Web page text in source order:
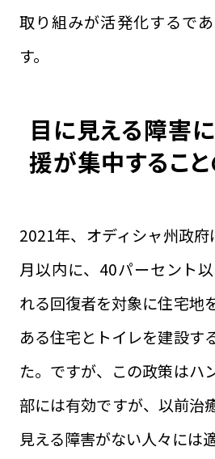
取り組みが活発化するで
す。
目に見える障害
援が集中するこ
2021年、オディシャ州政
月以内に、40パーセント
れる回復者を対象に住宅地
ある住宅とトイレを建設す
た。ですが、この政策はハ
部には有効ですが、以前治
見える障害がない人々には